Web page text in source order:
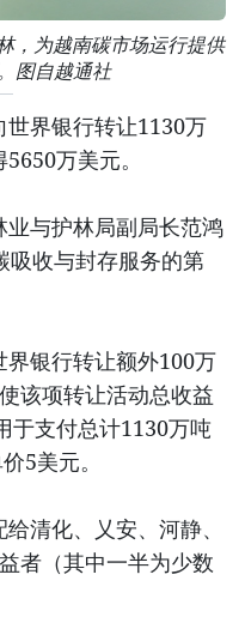
，为越南碳市场运行提供
图自越通社
界银行转让1130万
万美元。
与护林局副局长范鸿
吸收与封存服务的第
银行转让额外100万
该项转让活动总收益
于支付总计1130万吨
5美元。
清化、乂安、河静、
者（其中一半为少数